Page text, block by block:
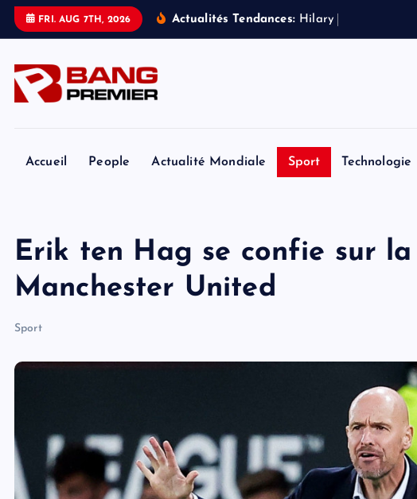
FRI. AUG 7TH, 2026 Actualités Tendances: H i ary
Accueil People Actualité Mondiale Sport Technologie
Erik ten Hag se confie sur la
Manchester United
Sport